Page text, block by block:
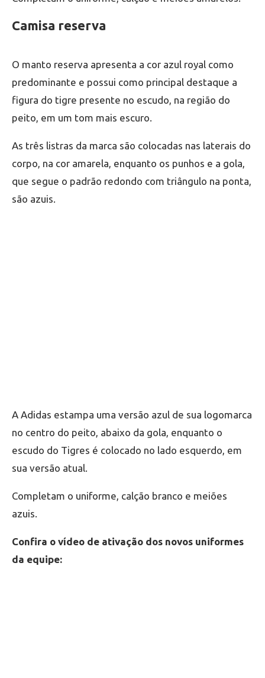
Camisa reserva
O manto reserva apresenta a cor azul royal como
predominante e possui como principal destaque a
figura do tigre presente no escudo, na região do
peito, em um tom mais escuro.
As três listras da marca são colocadas nas laterais do
corpo, na cor amarela, enquanto os punhos e a gola,
que segue o padrão redondo com triângulo na ponta,
são azuis.
A Adidas estampa uma versão azul de sua logomarca
no centro do peito, abaixo da gola, enquanto o
escudo do Tigres é colocado no lado esquerdo, em
sua versão atual.
Completam o uniforme, calção branco e meiões
azuis.
Confira o vídeo de ativação dos novos uniformes
da equipe: